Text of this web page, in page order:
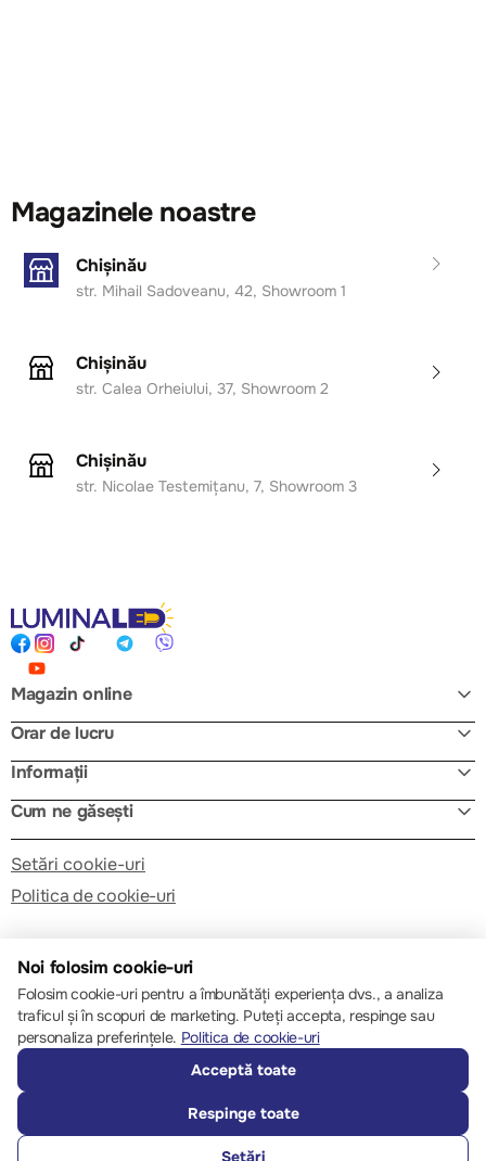
Magazinele noastre
Chișinău
str. Mihail Sadoveanu, 42, Showroom 1
Chișinău
str. Calea Orheiului, 37, Showroom 2
Chișinău
str. Nicolae Testemițanu, 7, Showroom 3
Magazin online
Orar de lucru
Informații
Cum ne găsești
Setări cookie-uri
Politica de cookie-uri
© 2013 – 2026 ECOM
Noi folosim cookie-uri
Folosim cookie-uri pentru a îmbunătăți experiența dvs., a analiza
traficul și în scopuri de marketing. Puteți accepta, respinge sau
personaliza preferințele. Politica de cookie-uri
Acceptă toate
Respinge toate
Setări